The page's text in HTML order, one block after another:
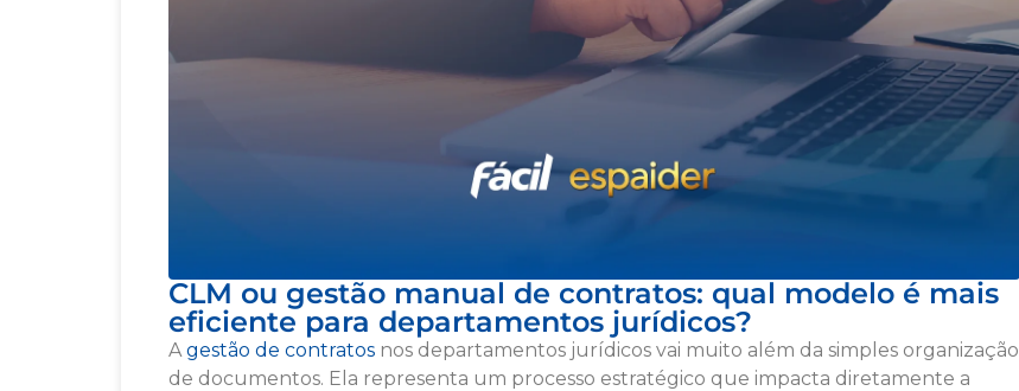
CLM ou gestão manual de contratos: qual modelo é mais
eficiente para departamentos jurídicos?
A gestão de contratos nos departamentos jurídicos vai muito além da simples organização
de documentos. Ela representa um processo estratégico que impacta diretamente a